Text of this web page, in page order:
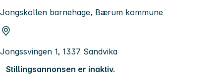
Jongskollen barnehage, Bærum kommune
Jongssvingen 1, 1337 Sandvika
Stillingsannonsen er inaktiv.